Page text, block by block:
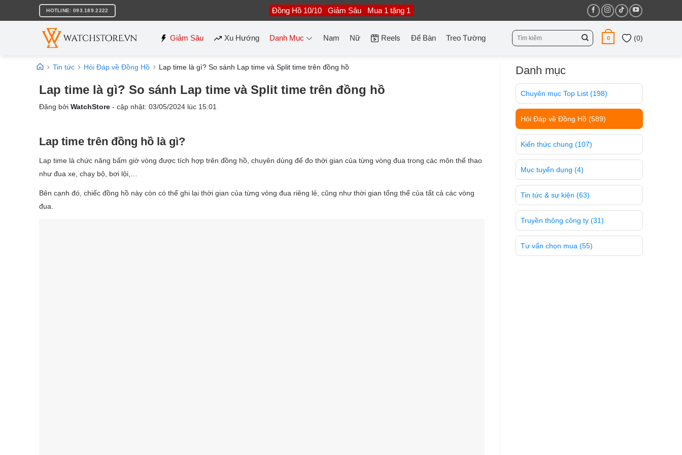
nội
HOTLINE: 093.189.2222 Đồng Hồ 10/10 Giảm Sâu Mua 1 tặng 1
Giảm Sâu Xu Hướng Danh Mục Nam Nữ Reels Để Bàn Treo Tường
Tìm
kiếm:
0 (0)
Tin tức Hỏi Đáp về Đồng Hồ Lap time là gì? So sánh Lap time và Split time trên đồng hồ
Lap time là gì? So sánh Lap time và Split time trên đồng hồ
Đăng bởi WatchStore - cập nhật: 03/05/2024 lúc 15:01
Lap time trên đồng hồ là gì?
Lap time là chức năng bấm giờ vòng được tích hợp trên đồng hồ, chuyên dùng để đo thời gian của từng vòng đua trong các môn thể thao
như đua xe, chạy bộ, bơi lội,…
Bên cạnh đó, chiếc đồng hồ này còn có thể ghi lại thời gian của từng vòng đua riêng lẻ, cũng như thời gian tổng thể của tất cả các vòng
đua.
Danh mục
Chuyên mục Top List (198)
Hỏi Đáp về Đồng Hồ (589)
Kiến thức chung (107)
Mục tuyển dụng (4)
Tin tức & sự kiện (63)
Truyền thông công ty (31)
Tư vấn chọn mua (55)